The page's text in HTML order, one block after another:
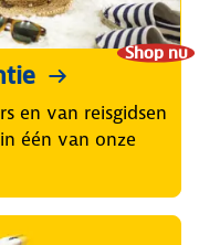
Shop nu
en van reisgidsen
één van onze